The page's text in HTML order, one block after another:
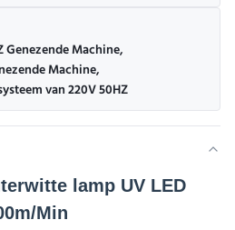
Genezende Machine,
Machine,
van 220V 50HZ
lamp UV LED
Min